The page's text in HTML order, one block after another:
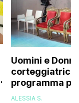
Uomini e
corteggiatrice:
programma
e mi
ALESSIA S.